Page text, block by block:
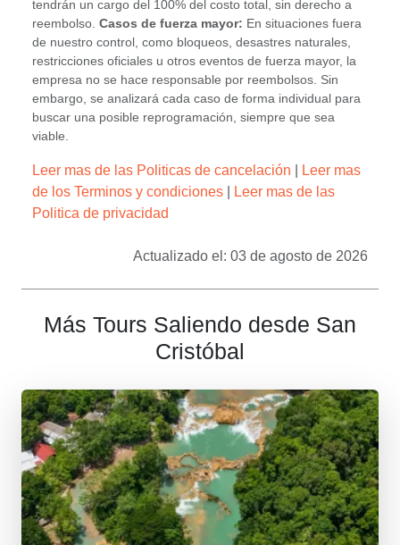
tendrán un cargo del 100% del costo total, sin derecho a
reembolso. Casos de fuerza mayor: En situaciones fuera
de nuestro control, como bloqueos, desastres naturales,
restricciones oficiales u otros eventos de fuerza mayor, la
empresa no se hace responsable por reembolsos. Sin
embargo, se analizará cada caso de forma individual para
buscar una posible reprogramación, siempre que sea
viable.
Leer mas de las Politicas de cancelación
Leer mas
de los Terminos y condiciones
Leer mas de las
Politica de privacidad
Actualizado el: 03 de agosto de 2026
Más Tours Saliendo desde San
Cristóbal